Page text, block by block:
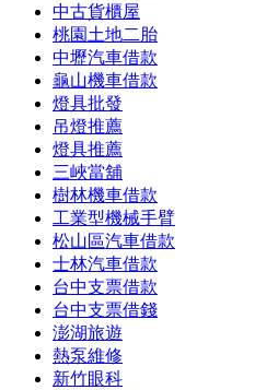
中古貨櫃屋
桃園土地二胎
中壢汽車借款
龜山機車借款
燈具批發
吊燈推薦
燈具推薦
三峽當舖
樹林機車借款
工業型機械手臂
松山區汽車借款
士林汽車借款
台中支票借款
台中支票借錢
澎湖旅遊
熱泵維修
新竹眼科